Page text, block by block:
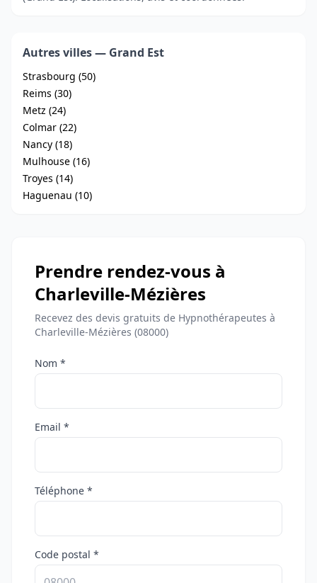
Autres villes — Grand Est
Strasbourg (50)
Reims (30)
Metz (24)
Colmar (22)
Nancy (18)
Mulhouse (16)
Troyes (14)
Haguenau (10)
Prendre rendez-vous à
Charleville-Mézières
Recevez des devis gratuits de Hypnothérapeutes à
Charleville-Mézières (08000)
Nom *
Email *
Téléphone *
Code postal *